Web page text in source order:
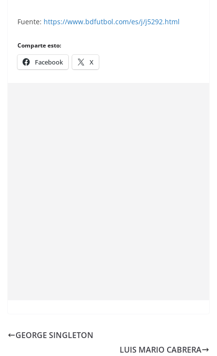
Fuente: https://www.bdfutbol.com/es/j/j5292.html
Comparte esto:
Facebook X
GEORGE SINGLETON
LUIS MARIO CABRERA